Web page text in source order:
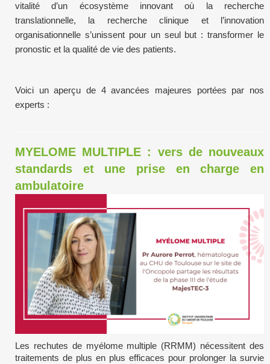
vitalité d’un écosystème innovant où la recherche
translationnelle, la recherche clinique et l’innovation
organisationnelle s’unissent pour un seul but : transformer le
pronostic et la qualité de vie des patients.
Voici un aperçu de 4 avancées majeures portées par nos
experts :
MYELOME MULTIPLE : vers de nouveaux
standards et une prise en charge en
ambulatoire
Les rechutes de myélome multiple (RRMM) nécessitent des
traitements de plus en plus efficaces pour prolonger la survie